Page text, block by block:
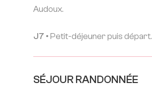
Audoux.
J7 •Petit-déjeuner puis départ.
SÉJOUR RANDONNÉE